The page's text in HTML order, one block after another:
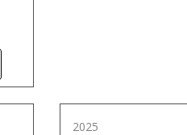
2025